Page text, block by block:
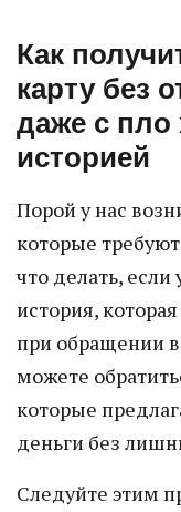
Как
карту без
даже с пло
историей
Порой у нас
которые
что делать, если
история,
при обращении
можете
которые
деньги без
Следуйте этим